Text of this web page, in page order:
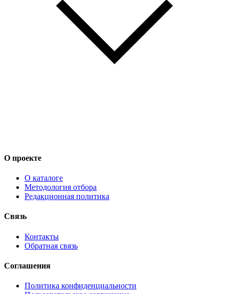
О проекте
О каталоге
Методология отбора
Редакционная политика
Связь
Контакты
Обратная связь
Соглашения
Политика конфиденциальности